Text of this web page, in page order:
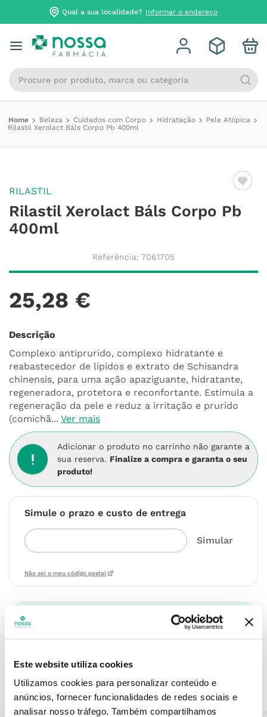
Este website utiliza cookies
Utilizamos cookies para personalizar conteúdo e
anúncios, fornecer funcionalidades de redes sociais e
analisar nosso tráfego. Também compartilhamos
Qual a sua localidade? Informar o endereço
Procure por produto, marca ou categoria
Beleza Cuidados com Corpo Hidratação
Pele Atópica
Rilastil Xerolact Báls Corpo Pb 400ml
RILASTIL
Rilastil Xerolact Báls Corpo Pb
400ml
Referência: 7061705
25,28 €
Descrição
Complexo antiprurido, complexo hidratante e
reabastecedor de lípidos e extrato de Schisandra
chinensis, para uma ação apaziguante, hidratante,
regeneradora, protetora e reconfortante. Estimula a
regeneração da pele e reduz a irritação e prurido
(comichã... Ver mais
Adicionar o produto no carrinho não garante a
sua reserva. Finalize a compra e garanta o seu
produto!
Simule o prazo e custo de entrega
Não sei o meu código postal
perto de si.